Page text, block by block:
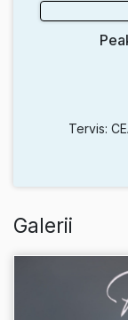
Tervis:
Galerii